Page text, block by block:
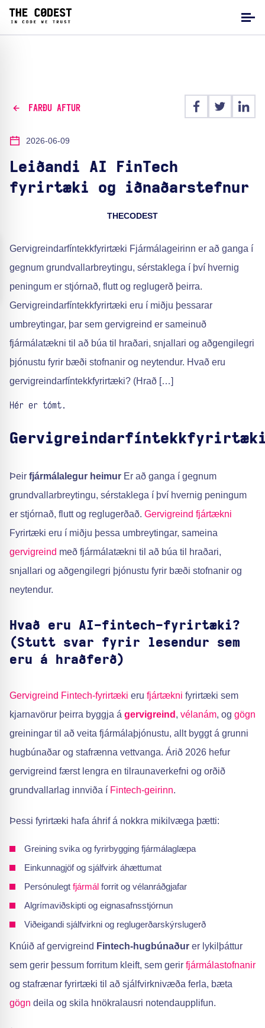
FARÐU AFTUR
2026-06-09
Leiðandi AI FinTech
fyrirtæki og iðnaðarstefnur
THECODEST
Gervigreindarfíntekkfyrirtæki Fjármálageirinn er að ganga í
gegnum grundvallarbreytingu, sérstaklega í því hvernig
peningum er stjórnað, flutt og reglugerð þeirra.
Gervigreindarfíntekkfyrirtæki eru í miðju þessarar
umbreytingar, þar sem gervigreind er sameinuð
fjármálatækni til að búa til hraðari, snjallari og aðgengilegri
þjónustu fyrir bæði stofnanir og neytendur. Hvað eru
gervigreindarfíntekkfyrirtæki? (Hrað […]
Hér er tómt.
Þeir fjármálalegur heimur Er að ganga í gegnum
grundvallarbreytingu, sérstaklega í því hvernig peningum
er stjórnað, flutt og reglugerðað. Gervigreind fjártækni
Fyrirtæki eru í miðju þessa umbreytingar, sameina
gervigreind með fjármálatækni til að búa til hraðari,
snjallari og aðgengilegri þjónustu fyrir bæði stofnanir og
neytendur.
Hvað eru AI-fintech-fyrirtæki?
(Stutt svar fyrir lesendur sem
eru á hraðferð)
Gervigreind Fintech-fyrirtæki eru fjártækni fyrirtæki sem
kjarnavörur þeirra byggja á gervigreind , vélanám, og gögn
greiningar til að veita fjármálaþjónustu, allt byggt á grunni
hugbúnaðar og stafrænna vettvanga. Árið 2026 hefur
gervigreind færst lengra en tilraunaverkefni og orðið
grundvallarlag innviða í Fintech-geirinn.
Þessi fyrirtæki hafa áhrif á nokkra mikilvæga þætti:
Greining svika og fyrirbygging fjármálaglæpa
Einkunnagjöf og sjálfvirk áhættumat
Persónulegt fjármál forrit og vélanráðgjafar
Algrímaviðskipti og eignasafnsstjórnun
Viðeigandi sjálfvirkni og reglugerðarskýrslugerð
Knúið af gervigreind Fintech-hugbúnaður er lykilþáttur
sem gerir þessum forritum kleift, sem gerir fjármálastofnanir
og stafrænar fyrirtæki til að sjálfvirknivæða ferla, bæta
gögn deila og skila hnökralausri notendaupplifun.